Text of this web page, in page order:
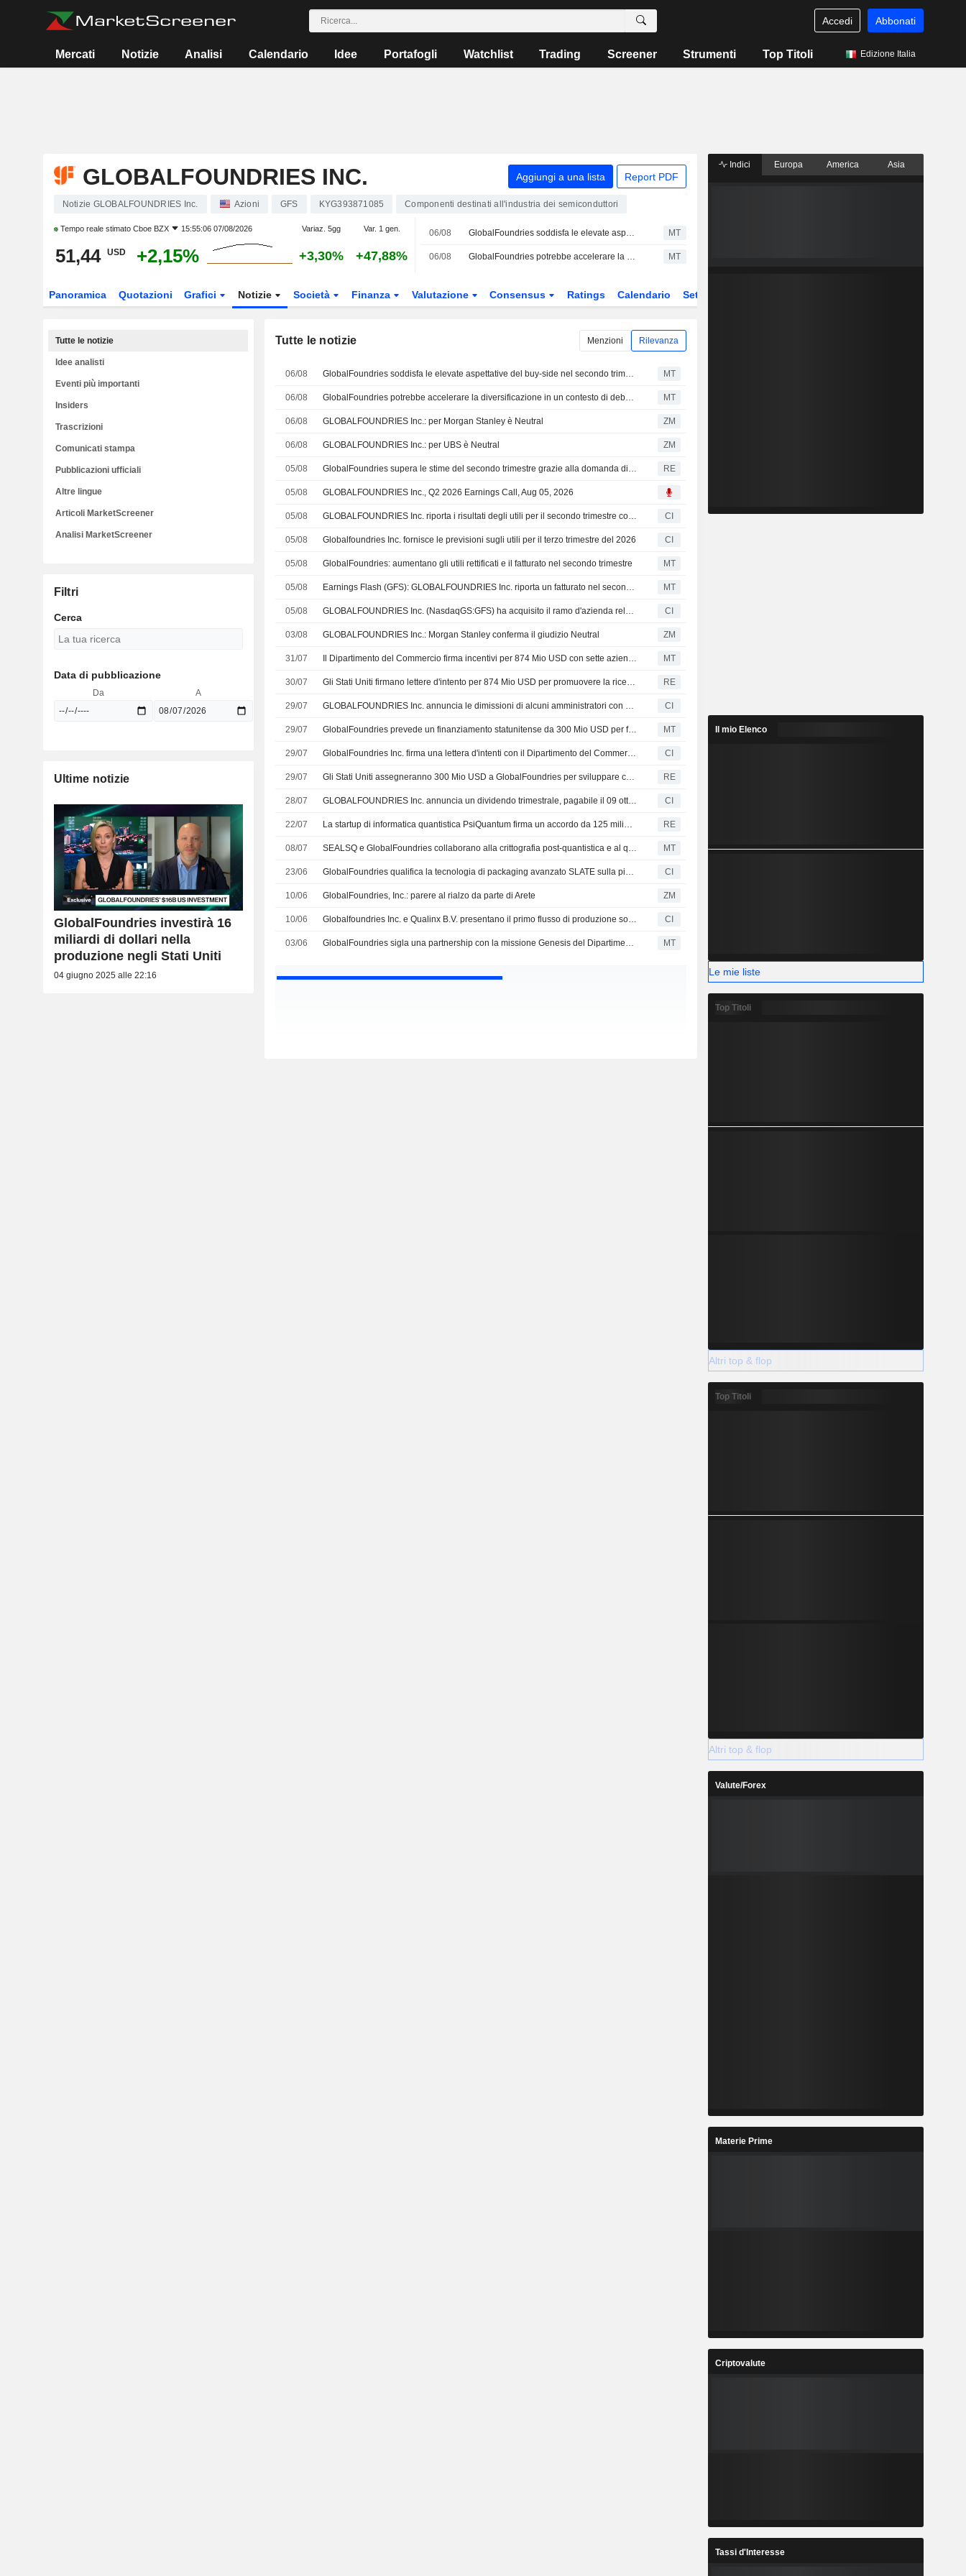
Accedi Abbonati
Mercati Notizie Analisi Calendario Idee Portafogli Watchlist Trading Screener Strumenti Top Titoli Edizione Italia
GLOBALFOUNDRIES INC. Aggiungi a una lista Report PDF
Notizie GLOBALFOUNDRIES Inc. Azioni GFS KYG393871085 Componenti destinati all'industria dei semiconduttori
Tempo reale stimato Cboe BZX 15:55:06 07/08/2026 Variaz. 5gg Var. 1 gen.
51,44 USD +2,15% +3,30% +47,88%
06/08 GlobalFoundries soddisfa le elevate aspettative del buy-side nel secondo trimestre, secondo Wedbush MT
06/08 GlobalFoundries potrebbe accelerare la diversificazione in un contesto di debolezza per gli smartphone, secondo Morgan Stanley MT
Panoramica Quotazioni Grafici Notizie Società Finanza Valutazione Consensus Ratings Calendario Settore
Tutte le notizie Menzioni Rilevanza
06/08 GlobalFoundries soddisfa le elevate aspettative del buy-side nel secondo trimestre, secondo Wedbush MT
06/08 GlobalFoundries potrebbe accelerare la diversificazione in un contesto di debolezza per gli smartphone, secondo Morgan Stanley MT
06/08 GLOBALFOUNDRIES Inc.: per Morgan Stanley è Neutral ZM
06/08 GLOBALFOUNDRIES Inc.: per UBS è Neutral ZM
05/08 GlobalFoundries supera le stime del secondo trimestre grazie alla domanda di chip per l'IA RE
05/08 GLOBALFOUNDRIES Inc., Q2 2026 Earnings Call, Aug 05, 2026
05/08 GLOBALFOUNDRIES Inc. riporta i risultati degli utili per il secondo trimestre conclusosi il 30 giugno 2026 CI
05/08 Globalfoundries Inc. fornisce le previsioni sugli utili per il terzo trimestre del 2026 CI
05/08 GlobalFoundries: aumentano gli utili rettificati e il fatturato nel secondo trimestre MT
05/08 Earnings Flash (GFS): GLOBALFOUNDRIES Inc. riporta un fatturato nel secondo trimestre di 1,79 Mrd USD, contro una stima FactSet di 1,77 Mrd USD MT
05/08 GLOBALFOUNDRIES Inc. (NasdaqGS:GFS) ha acquisito il ramo d'azienda relativo ai regolatori di tensione integrati (IVR) di Photeon Technologies. CI
03/08 GLOBALFOUNDRIES Inc.: Morgan Stanley conferma il giudizio Neutral ZM
31/07 Il Dipartimento del Commercio firma incentivi per 874 Mio USD con sette aziende nell'ambito del CHIPS Act MT
30/07 Gli Stati Uniti firmano lettere d'intento per 874 Mio USD per promuovere la ricerca sui semiconduttori RE
29/07 GLOBALFOUNDRIES Inc. annuncia le dimissioni di alcuni amministratori con effetto dal 28 luglio 2026 CI
29/07 GlobalFoundries prevede un finanziamento statunitense da 300 Mio USD per far progredire la ricerca sulla fotonica del silicio MT
29/07 GlobalFoundries Inc. firma una lettera d'intenti con il Dipartimento del Commercio degli Stati Uniti per un finanziamento di 300 Mio USD volto ad accelerare la leadership statunitense nella fotonica del silicio CI
29/07 Gli Stati Uniti assegneranno 300 Mio USD a GlobalFoundries per sviluppare collegamenti più veloci per i chip AI RE
28/07 GLOBALFOUNDRIES Inc. annuncia un dividendo trimestrale, pagabile il 09 ottobre 2026 CI
22/07 La startup di informatica quantistica PsiQuantum firma un accordo da 125 milioni di USD con la DARPA RE
08/07 SEALSQ e GlobalFoundries collaborano alla crittografia post-quantistica e al quantum computing MT
23/06 GlobalFoundries qualifica la tecnologia di packaging avanzato SLATE sulla piattaforma 9SW per applicazioni di radiofrequenza di nuova generazione CI
10/06 GlobalFoundries, Inc.: parere al rialzo da parte di Arete ZM
10/06 Globalfoundries Inc. e Qualinx B.V. presentano il primo flusso di produzione sovrano europeo per semiconduttori critici per la sicurezza CI
03/06 GlobalFoundries sigla una partnership con la missione Genesis del Dipartimento dell'Energia degli Stati Uniti MT
Tutte le notizie
Idee analisti
Eventi più importanti
Insiders
Trascrizioni
Comunicati stampa
Pubblicazioni ufficiali
Altre lingue
Articoli MarketScreener
Analisi MarketScreener
Filtri
Cerca
Data di pubblicazione
Da A
Ultime notizie
GlobalFoundries investirà 16
miliardi di dollari nella
produzione negli Stati Uniti
04 giugno 2025 alle 22:16
Indici Europa America Asia
Il mio Elenco
Le mie liste
Top Titoli
Altri top & flop
Top Titoli
Altri top & flop
Valute/Forex
Materie Prime
Criptovalute
Tassi d'Interesse